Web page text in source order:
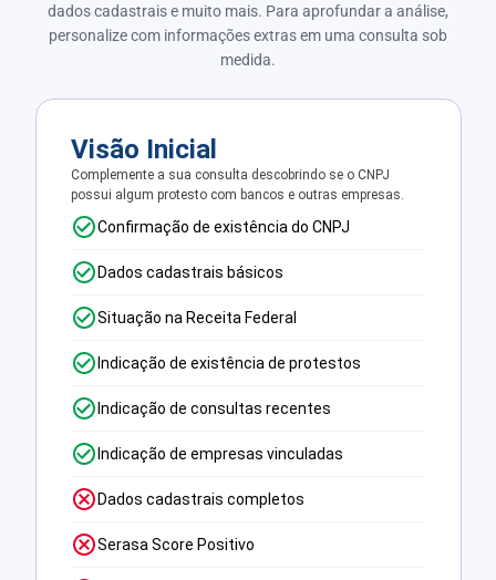
dados cadastrais e muito mais. Para aprofundar a análise,
personalize com informações extras em uma consulta sob
medida.
Visão Inicial
Complemente a sua consulta descobrindo se o CNPJ
possui algum protesto com bancos e outras empresas.
Confirmação de existência do CNPJ
Dados cadastrais básicos
Situação na Receita Federal
Indicação de existência de protestos
Indicação de consultas recentes
Indicação de empresas vinculadas
Dados cadastrais completos
Serasa Score Positivo